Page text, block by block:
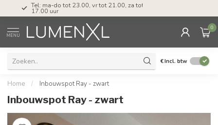
Tel: ma-do tot 23.00, vr tot 21.00, za tot
17.00 uur
MENU
0
€Incl. btw
Home / Inbouwspot Ray - zwart
Inbouwspot Ray - zwart